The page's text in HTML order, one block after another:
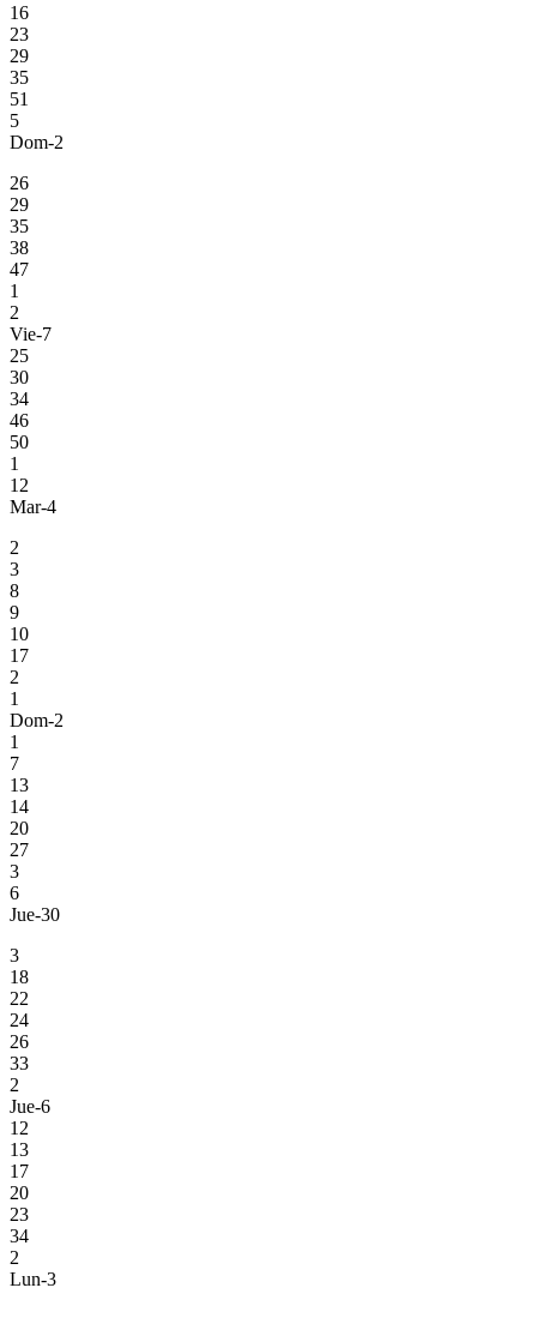
16
23
29
35
51
5
Dom-2
26
29
35
38
47
1
2
Vie-7
25
30
34
46
50
1
12
Mar-4
2
3
8
9
10
17
2
1
Dom-2
1
7
13
14
20
27
3
6
Jue-30
3
18
22
24
26
33
2
Jue-6
12
13
17
20
23
34
2
Lun-3